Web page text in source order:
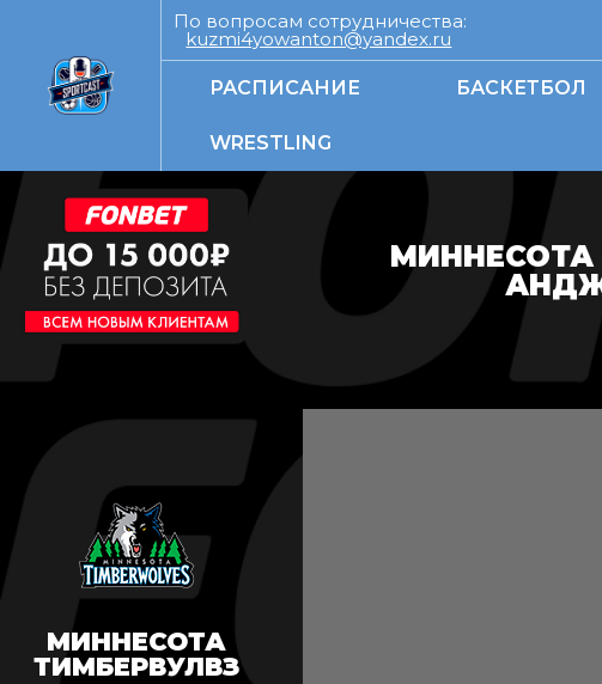
По вопросам сотрудничества:
kuzmi4yowanton@yandex.ru
РАСПИСАНИЕ БАСКЕТБОЛ
WRESTLING
МИННЕСОТА
ТИМБЕРВУЛВЗ
МИННЕСОТА